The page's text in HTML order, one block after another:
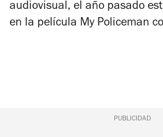
audiovisual, el año pasado
en la película My Policeman
PUBLICIDAD